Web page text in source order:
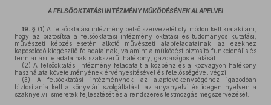
A FELSŐOKTATÁSI INTÉZMÉNY MŰKÖDÉSÉNEK ALAPELVEI
19. § (1) A felsőoktatási intézmény belső szervezetét oly módon kell kialakítani,
hogy az biztosítsa a felsőoktatási intézmény oktatási és tudományos kutatási,
művészeti képzés esetén alkotó művészeti alapfeladatainak, az ezekhez
kapcsolódó kiegészítő feladatainak, valamint a működést biztosító funkcionális és
fenntartási feladatainak szakszerű, hatékony, gazdaságos ellátását.
(2) A felsőoktatási intézmény feladatait a közpénz és a közvagyon hatékony
használata követelményének érvényesítésével és felelősségével végzi.
(3) A felsőoktatási intézménynek az alaptevékenységéhez igazodóan
biztosítania kell a könyvtári szolgáltatást, az anyanyelvi és idegen nyelven a
szaknyelvi ismeretek fejlesztését és a rendszeres testmozgás megszervezését.